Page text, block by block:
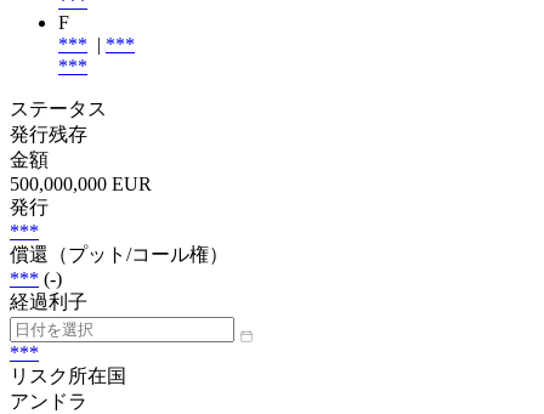
F
*** | ***
***
ステータス
発行残存
金額
500,000,000 EUR
発行
***
償還（プット/コール権）
*** (-)
経過利子
***
リスク所在国
アンドラ